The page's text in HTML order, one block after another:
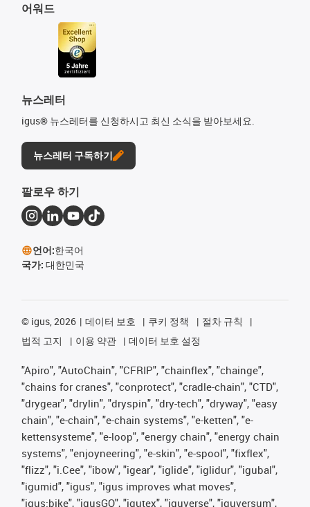
어워드
뉴스레터
igus® 뉴스레터를 신청하시고 최신 소식을 받아보세요.
뉴스레터 구독하기
팔로우 하기
언어:한국어
국가: 대한민국
© igus, 2026 데이터 보호 쿠키 정책
절차 규칙
법적 고지
이용 약관 데이터 보호 설정
"Apiro", "AutoChain", "CFRIP", "chainflex", "chainge",
"chains for cranes", "conprotect", "cradle-chain", "CTD",
"drygear", "drylin", "dryspin", "dry-tech", "dryway", "easy
chain", "e-chain", "e-chain systems", "e-ketten", "e-
kettensysteme", "e-loop", "energy chain", "energy chain
systems", "enjoyneering", "e-skin", "e-spool", "fixflex",
"flizz", "i.Cee", "ibow", "igear", "iglide", "iglidur", "igubal",
"igumid", "igus", "igus improves what moves",
"igus:bike", "igusGO", "igutex", "iguverse", "iguversum",